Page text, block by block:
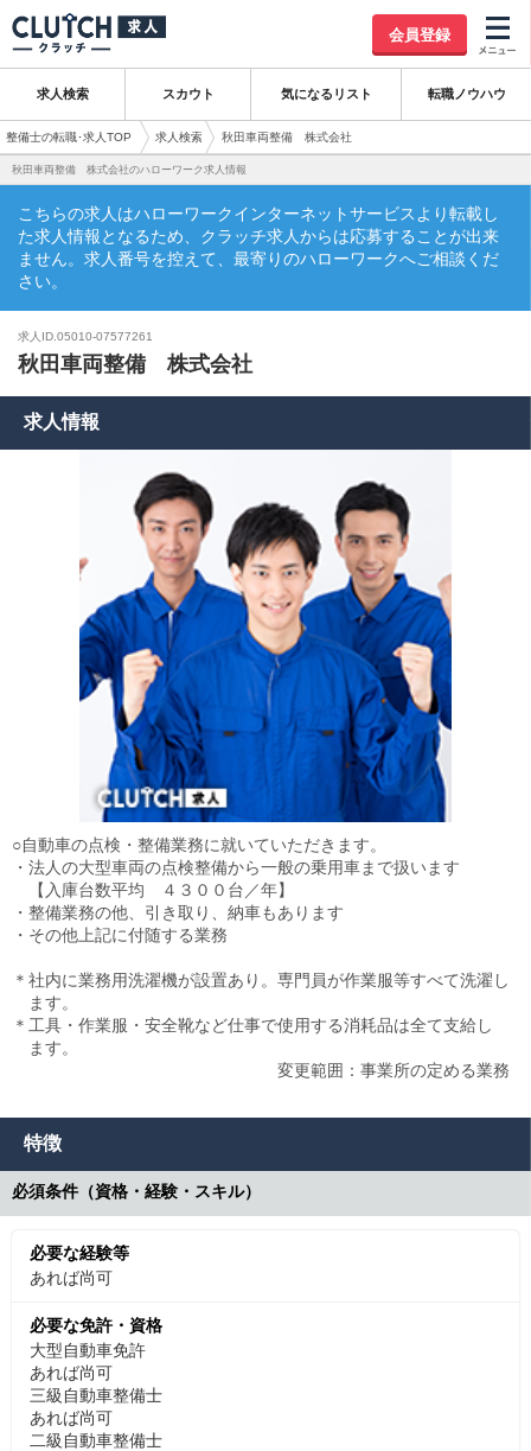
会員登録
求人検索 スカウト 気になるリスト 転職ノウハウ
整備士の転職･求人TOP 求人検索 秋田車両整備 株式会社
秋田車両整備 株式会社のハローワーク求人情報
こちらの求人はハローワークインターネットサービスより転載し
た求人情報となるため、クラッチ求人からは応募することが出来
ません。求人番号を控えて、最寄りのハローワークへご相談くだ
さい。
求人ID.05010-07577261
秋田車両整備 株式会社
求人情報
○自動車の点検・整備業務に就いていただきます。
・法人の大型車両の点検整備から一般の乗用車まで扱います
【入庫台数平均 ４３００台／年】
・整備業務の他、引き取り、納車もあります
・その他上記に付随する業務
＊社内に業務用洗濯機が設置あり。専門員が作業服等すべて洗濯し
ます。
＊工具・作業服・安全靴など仕事で使用する消耗品は全て支給し
ます。
変更範囲：事業所の定める業務
特徴
必須条件（資格・経験・スキル）
必要な経験等
あれば尚可
必要な免許・資格
大型自動車免許
あれば尚可
三級自動車整備士
あれば尚可
二級自動車整備士